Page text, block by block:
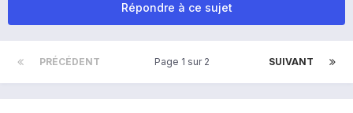
Répondre à ce sujet
PRÉCÉDENT SUIVANT
Page 1 sur 2